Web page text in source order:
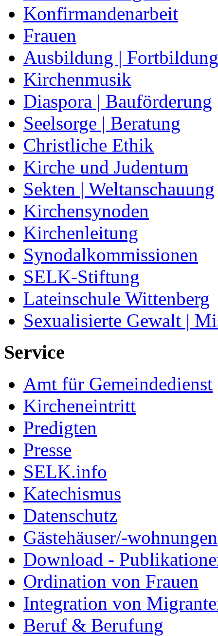
Konfirmandenarbeit
Frauen
Ausbildung | Fortbildung
Kirchenmusik
Diaspora | Bauförderung
Seelsorge | Beratung
Christliche Ethik
Kirche und Judentum
Sekten | Weltanschauung
Kirchensynoden
Kirchenleitung
Synodalkommissionen
SELK-Stiftung
Lateinschule Wittenberg
Sexualisierte Gewalt |
Service
Amt für Gemeindedienst
Kircheneintritt
Predigten
Presse
SELK.info
Katechismus
Datenschutz
Gästehäuser/-wohnungen
Download -
Ordination von Frauen
Integration von
Beruf & Berufung